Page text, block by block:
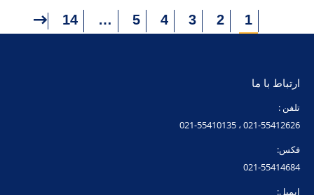
1
2
3
4
5
…
14
ارتباط با ما
تلفن :
021-55412626 ، 021-55410135
فکس:
021-55414684
ایمیل: